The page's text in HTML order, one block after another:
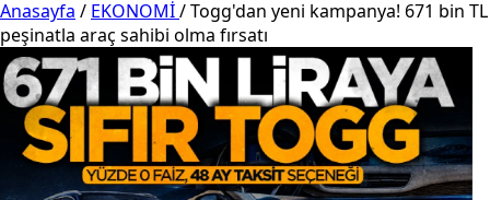
Anasayfa / EKONOMİ/Togg'dan yeni kampanya! 671 bin TL
peşinatla araç sahibi olma fırsatı